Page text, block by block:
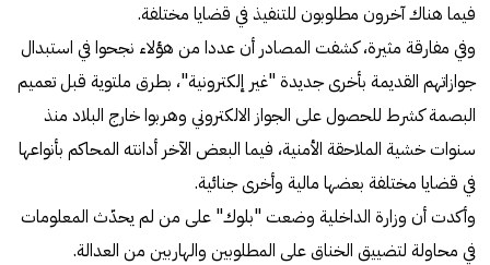
فيما هناك آخرون مطلوبون للتنفيذ في قضايا مختلفة.
وفي مفارقة مثيرة، كشفت المصادر أن عددا من هؤلاء نجحوا في استبدال
جوازاتهم القديمة بأخرى جديدة "غير إلكترونية"، بطرق ملتوية قبل تعميم
البصمة كشرط للحصول على الجواز الالكتروني وهربوا خارج البلاد منذ
سنوات خشية الملاحقة الأمنية، فيما البعض الآخر أدانته المحاكم بأنواعها
في قضايا مختلفة بعضها مالية وأخرى جنائية.
وأكدت أن وزارة الداخلية وضعت "بلوك" على من لم يحدّث المعلومات
في محاولة لتضييق الخناق على المطلوبين والهاربين من العدالة.